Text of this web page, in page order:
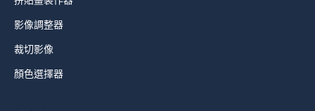
影像調整器
裁切影像
顏色選擇器